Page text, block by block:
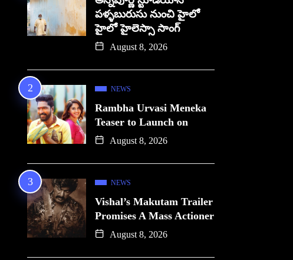
పళ్ళబురుసు నుంచి హైలో
హైలో హైలెస్సా సాంగ్
August 8, 2026
NEWS
Rambha Urvasi Meneka
Teaser to Launch on
August 8, 2026
NEWS
Vishal’s Makutam Trailer
Promises A Mass Actioner
August 8, 2026